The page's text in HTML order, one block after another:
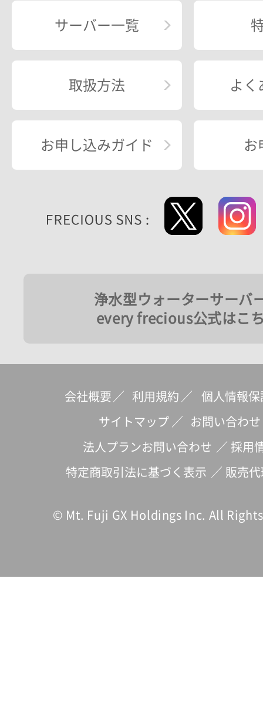
サーバー一覧
取扱方法 よく
お申し込みガイド お
浄水型ウォーターサーバ
every frecious公式はこ
会社概要 ／ 利用規約 ／ 個人情報保
サイトマップ ／ お問い合わせ
法人プランお問い合わせ ／ 採用
特定商取引法に基づく表示 ／ 販売
© Mt. Fuji GX Holdings Inc. All